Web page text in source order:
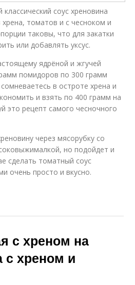
соус хреновина
томатов и с чесноком и
таковы, что для закатки
или добавлять уксус.
ядрёной и жгучей
помидоров по 300 грамм
в остроте хрена и
и взять по 400 грамм на
это рецепт самого чесночного
через мясорубку со
но подойдет и
сделать томатный соус
очень просто и вкусно.
с хреном на
с хреном и